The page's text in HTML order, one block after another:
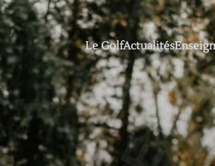
Le GolfActualités